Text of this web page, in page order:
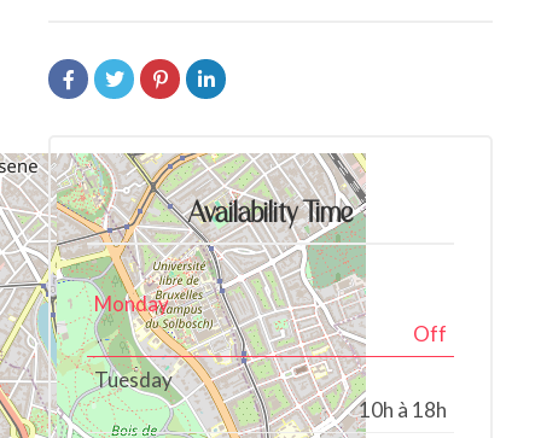
Availability Time
Monday
Off
Tuesday
10h à 18h